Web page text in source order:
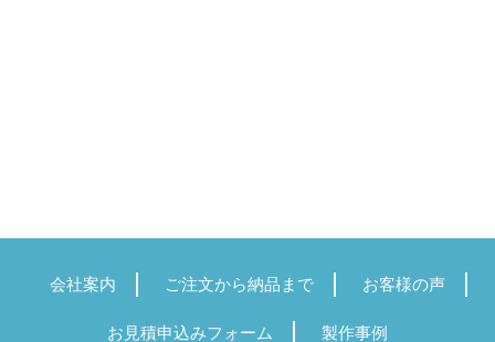
会社案内 ご注文から納品まで お客様の声
お見積申込みフォーム 製作事例